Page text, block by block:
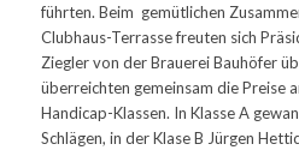
führten. Beim gemütlichen
Clubhaus-Terrasse freuten sich
Ziegler von der Brauerei Bauhöfer
überreichten gemeinsam die Preise
Handicap-Klassen. In Klasse A
Schlägen, in der Klase B Jürgen